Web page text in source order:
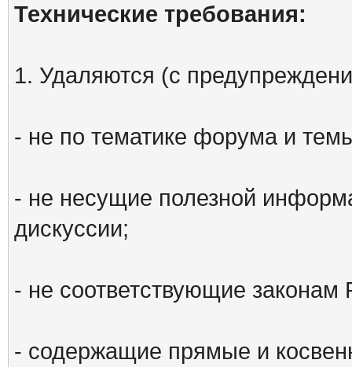
Технические требования:
1. Удаляются (с
- не по тематике форума и
- не несущие полезной
дискуссии;
- не соответствующие законам
- содержащие прямые и